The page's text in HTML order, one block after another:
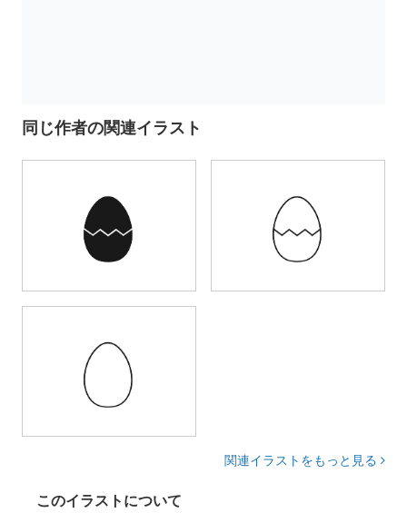
同じ作者の関連イラスト
関連イラストをもっと見る
このイラストについて